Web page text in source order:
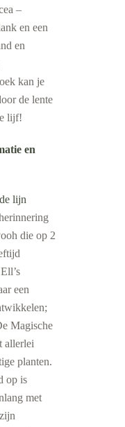
–
en een
en
kan je
de lente
lijf!
en
lijn
die op 2
een
Magische
allerlei
planten.
op is
met